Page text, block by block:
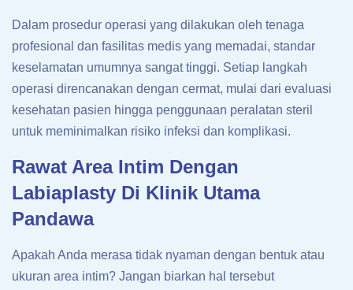
Dalam prosedur operasi yang dilakukan oleh tenaga
profesional dan fasilitas medis yang memadai, standar
keselamatan umumnya sangat tinggi. Setiap langkah
operasi direncanakan dengan cermat, mulai dari evaluasi
kesehatan pasien hingga penggunaan peralatan steril
untuk meminimalkan risiko infeksi dan komplikasi.
Rawat Area Intim Dengan
Labiaplasty Di Klinik Utama
Pandawa
Apakah Anda merasa tidak nyaman dengan bentuk atau
ukuran area intim? Jangan biarkan hal tersebut